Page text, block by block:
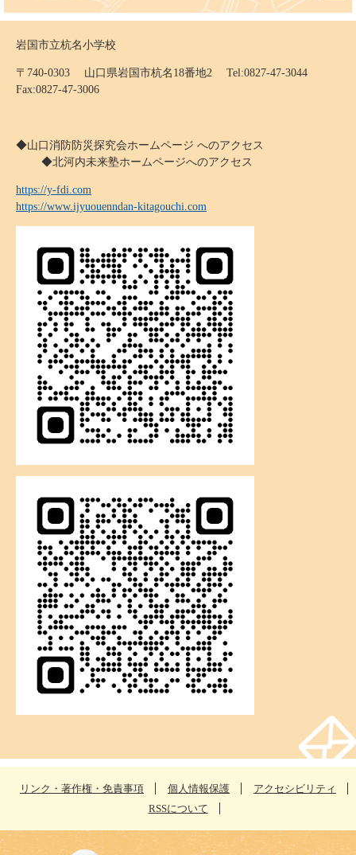
岩国市立杭名小学校
〒740-0303 山口県岩国市杭名18番地2 Tel:0827-47-3044
Fax:0827-47-3006
◆山口消防防災探究会ホームページ へのアクセス
◆北河内未来塾ホームページへのアクセス
https://y-fdi.com
https://www.ijyuouenndan-kitagouchi.com
リンク・著作権・免責事項 個人情報保護
アクセシビリティ
RSSについて